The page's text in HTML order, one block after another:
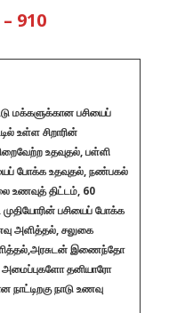
910
மக்களுக்கான பசியைப்
உள்ள சிறாரின்
உதவுதல், பள்ளி
போக்க உதவுதல், நண்பகல்
உணவுத் திட்டம், 60
பசியைப் போக்க
அளித்தல், சலுகை
இணைந்தோ
தனியாரோ
நாட்டிறகு நாடு உணவு